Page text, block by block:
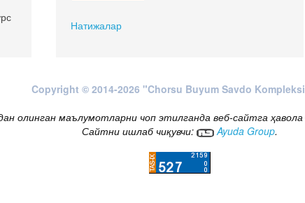
Натижалар
Copyright © 2014-2026 "Chorsu Buyum Savdo
олинган маълумотларни чоп этилганда веб-сайтга
Сайтни ишлаб чиқувчи:
Ayuda Group.